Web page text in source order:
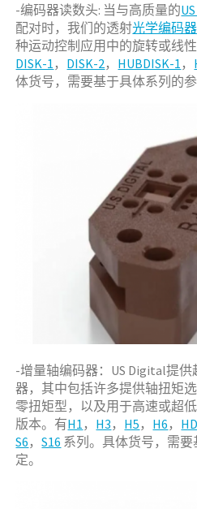
-编码器读数头: 当与高质量的
配对时，我们的透射光学编码器
种运动控制应用中的旋转或线
DISK-1 ， DISK-2， HUBDISK-1 ，
体货号，需要基于具体系列的参
-增量轴编码器：US Digital提
器，其中包括许多提供轴扭矩
零扭矩型，以及用于高速或超
版本。有H1 ， H3 ， H5 ， H6 ，
S6 ，S16 系列。具体货号，需
定。